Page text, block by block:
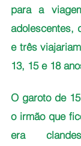
para a
adolescentes,
e três
13, 15 e 18
O garoto de
o irmão que
era